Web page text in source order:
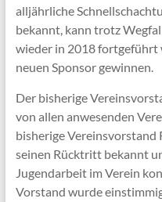
alljährliche
bekannt, kann trotz
wieder in 2018 fortgeführt
neuen Sponsor gewinnen.
Der bisherige
von allen anwesenden
bisherige Vereinsvorstand
seinen Rücktritt bekannt
Jugendarbeit im Verein
Vorstand wurde